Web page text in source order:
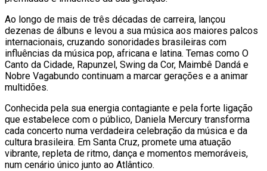
Ao longo de mais de três décadas de carreira, lançou
dezenas de álbuns e levou a sua música aos maiores palcos
internacionais, cruzando sonoridades brasileiras com
influências da música pop, africana e latina. Temas como O
Canto da Cidade, Rapunzel, Swing da Cor, Maimbê Dandá e
Nobre Vagabundo continuam a marcar gerações e a animar
multidões.
Conhecida pela sua energia contagiante e pela forte ligação
que estabelece com o público, Daniela Mercury transforma
cada concerto numa verdadeira celebração da música e da
cultura brasileira. Em Santa Cruz, promete uma atuação
vibrante, repleta de ritmo, dança e momentos memoráveis,
num cenário único junto ao Atlântico.